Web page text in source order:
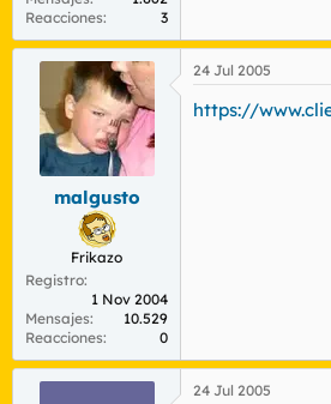
m
a
Reacciones
3
malgusto
Frikazo
Registro
1 Nov 2004
Mensajes
10.529
Reacciones
0
24 Jul 2005
https://
24 Jul 2005